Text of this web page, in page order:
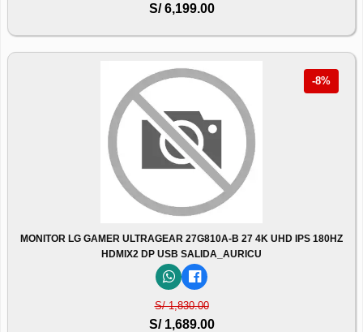
S/ 6,199.00
-8%
MONITOR LG GAMER ULTRAGEAR 27G810A-B 27 4K UHD IPS 180HZ
HDMIX2 DP USB SALIDA_AURICU
S/ 1,830.00
S/ 1,689.00